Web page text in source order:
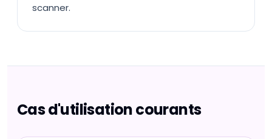
scanner.
Cas d'utilisation courants